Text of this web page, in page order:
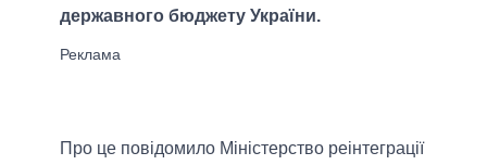
державного бюджету України.
Про це повідомило Міністерство реінтеграції